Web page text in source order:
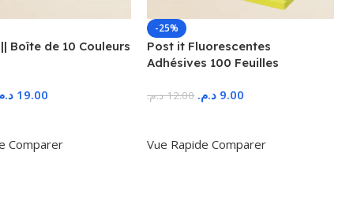
Boîte de 10 Couleurs
19.00
Comparer
-25%
Post it Fluorescentes
Adhésives 100 Feuilles
12.00 د.م. 9.00 د.م.
Vue Rapide Comparer